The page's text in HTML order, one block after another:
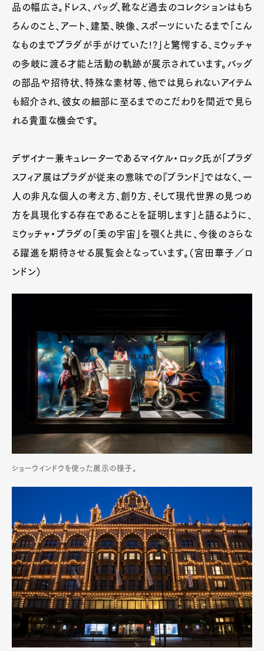
品の幅広さ。ドレス、バッグ、靴など過去のコレクションはもち
ろんのこと、アート、建築、映像、スポーツにいたるまで「こん
なものまでプラダが手がけていた!?」と驚愕する、ミウッチャ
の多岐に渡る才能と活動の軌跡が展示されています。バッグ
の部品や招待状、特殊な素材等、他では見られないアイテム
も紹介され、彼女の細部に至るまでのこだわりを間近で見ら
れる貴重な機会です。
デザイナー兼キュレーターであるマイケル・ロック氏が「プラダ
スフィア展はプラダが従来の意味での『ブランド』ではなく、一
人の非凡な個人の考え方、創り方、そして現代世界の見つめ
方を具現化する存在であることを証明します」と語るように、
ミウッチャ・プラダの「美の宇宙」を覗くと共に、今後のさらな
る躍進を期待させる展覧会となっています。（宮田華子／ロ
ンドン）
ショーウインドウを使った展示の様子。